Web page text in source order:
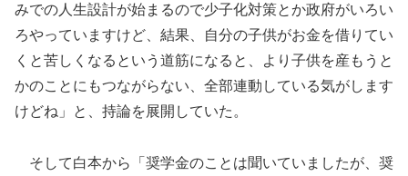
みでの人生設計が始まるので少子化対策とか政府がいろい
ろやっていますけど、結果、自分の子供がお金を借りてい
くと苦しくなるという道筋になると、より子供を産もうと
かのことにもつながらない、全部連動している気がします
けどね」と、持論を展開していた。
そして白本から「奨学金のことは聞いていましたが、奨